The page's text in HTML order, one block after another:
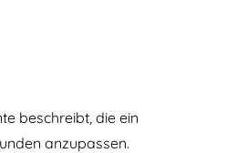
beschreibt, die ein
anzupassen.